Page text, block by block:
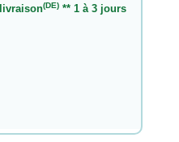
(DE)** 1 à 3 jours